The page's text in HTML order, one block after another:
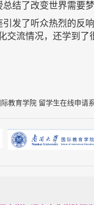
结了改变世界需要
引发了听众热烈的反
交流情况，还学到了
教育学院 留学生在线申请